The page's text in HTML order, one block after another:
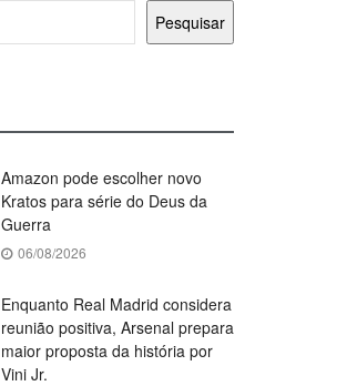
Pesquisar
Amazon pode escolher novo
Kratos para série do Deus da
Guerra
06/08/2026
Enquanto Real Madrid considera
reunião positiva, Arsenal prepara
maior proposta da história por
Vini Jr.